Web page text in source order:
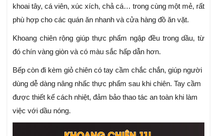
khoai tây, cá viên, xúc xích, chả cá… trong cùng một mẻ, rất
phù hợp cho các quán ăn nhanh và cửa hàng đồ ăn vặt.
Khoang chiên rộng giúp thực phẩm ngập đều trong dầu, từ
đó chín vàng giòn và có màu sắc hấp dẫn hơn.
Bếp còn đi kèm giỏ chiên có tay cầm chắc chắn, giúp người
dùng dễ dàng nâng nhấc thực phẩm sau khi chiên. Tay cầm
được thiết kế cách nhiệt, đảm bảo thao tác an toàn khi làm
việc với dầu nóng.